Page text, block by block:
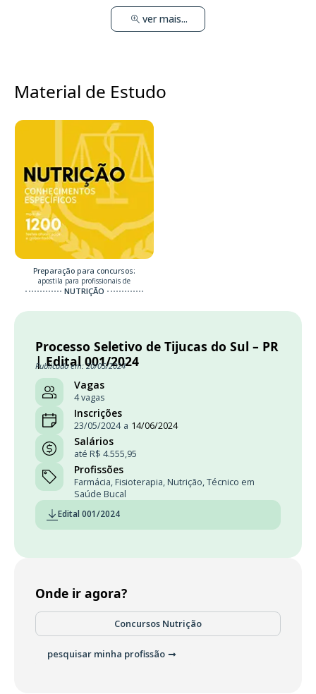
ver mais...
Material de Estudo
Preparação para concursos:
apostila para profissionais de
NUTRIÇÃO
Processo Seletivo de Tijucas do Sul – PR
| Edital 001/2024
Publicado em: 20/05/2024
Vagas
4 vagas
Inscrições
23/05/2024 a 14/06/2024
Salários
até R$ 4.555,95
Profissões
Farmácia, Fisioterapia, Nutrição,Técnico em
Saúde Bucal
Edital 001/2024
Onde ir agora?
Concursos Nutrição
pesquisar minha profissão